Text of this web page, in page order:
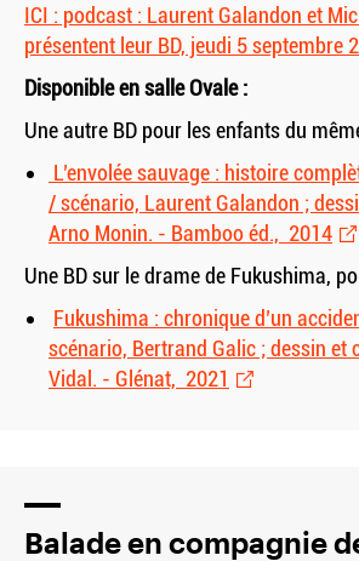
ICI : podcast : Laurent Galandon et
présentent leur BD, jeudi 5 septembre
Disponible en salle Ovale :
Une autre BD pour les enfants du
L’envolée sauvage : histoire
/ scénario, Laurent Galandon ;
Arno Monin. - Bamboo éd., 2014
Une BD sur le drame de Fukushima,
Fukushima : chronique d’un
scénario, Bertrand Galic ; dessin et
Vidal. - Glénat, 2021
Balade en compagnie